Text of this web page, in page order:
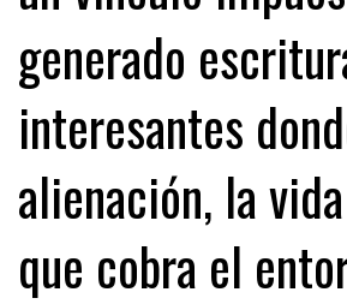
generado
interesantes
alienación, la
que cobra el